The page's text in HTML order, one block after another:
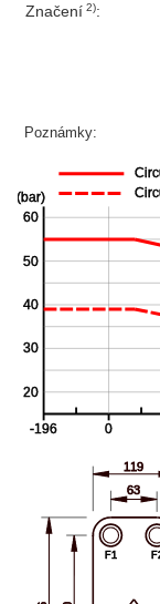
Značení2):
Poznámky: